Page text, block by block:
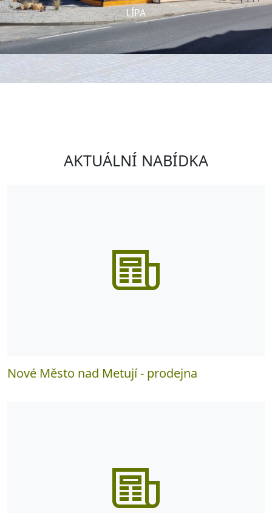
LÍPA
AKTUÁLNÍ NABÍDKA
Nové Město nad Metují - prodejna